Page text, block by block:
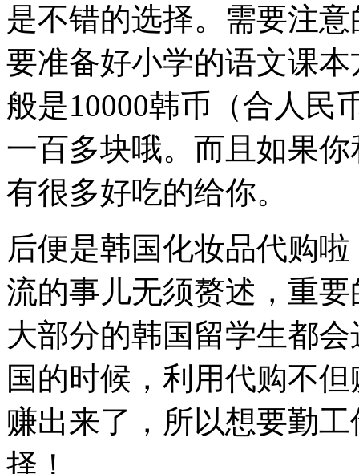
是不错的选择。需要注
要准备好小学的语文课
般是10000韩币（合人民
一百多块哦。而且如果
有很多好吃的给你。
后便是韩国化妆品代购
流的事儿无须赘述，重
大部分的韩国留学生都
国的时候，利用代购不
赚出来了，所以想要勤
择！